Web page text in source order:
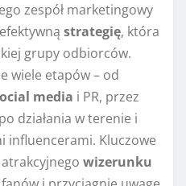
zespół marketingowy
strategię, która
grupy odbiorców.
wiele etapów – od
media i PR, przez
działania w terenie i
influencerami. Kluczowe
wizerunku